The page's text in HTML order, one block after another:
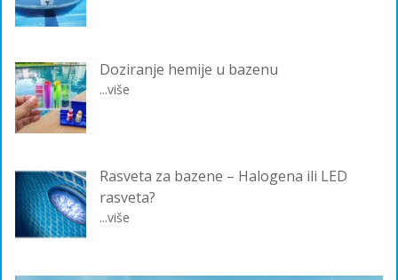
Doziranje hemije u bazenu
...više
Rasveta za bazene – Halogena ili LED
rasveta?
...više